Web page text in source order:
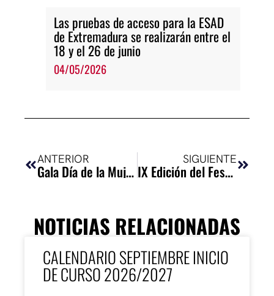
Las pruebas de acceso para la ESAD
de Extremadura se realizarán entre el
18 y el 26 de junio
04/05/2026
ANTERIOR
Gala Día de la Mujer
SIGUIENTE
IX Edición del Festival IEScena
NOTICIAS RELACIONADAS
CALENDARIO SEPTIEMBRE INICIO
DE CURSO 2026/2027